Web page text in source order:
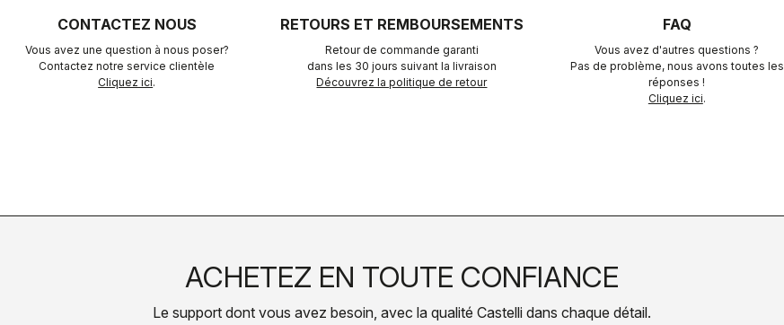
CONTACTEZ NOUS
Vous avez une question à nous poser?
Contactez notre service clientèle
Cliquez ici.
RETOURS ET REMBOURSEMENTS
Retour de commande garanti
dans les 30 jours suivant la livraison
Découvrez la politique de retour
FAQ
Vous avez d'autres questions ?
Pas de problème, nous avons toutes les
réponses !
Cliquez ici.
ACHETEZ EN TOUTE CONFIANCE
Le support dont vous avez besoin, avec la qualité Castelli dans chaque détail.